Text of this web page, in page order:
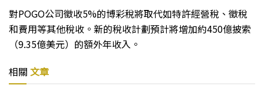
對POGO公司徵收5%的博彩稅將取代如特許經營稅、徵稅
和費用等其他稅收。新的稅收計劃預計將增加約450億披索
（9.35億美元）的額外年收入。
相關 文章